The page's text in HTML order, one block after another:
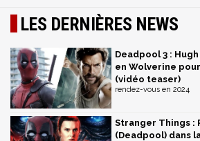
LES DERNIÈRES NEWS
Deadpool 3 :
en Wolverine
(vidéo teaser)
rendez-vous en 2024
Stranger Things :
(Deadpool) dans